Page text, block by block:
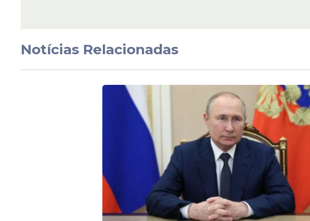
Veja Também
“Voluntários em centros de resgate animal relataram
que o normal, o que está levando abrigos ao limite”, afirmou
Notícias Relacionadas